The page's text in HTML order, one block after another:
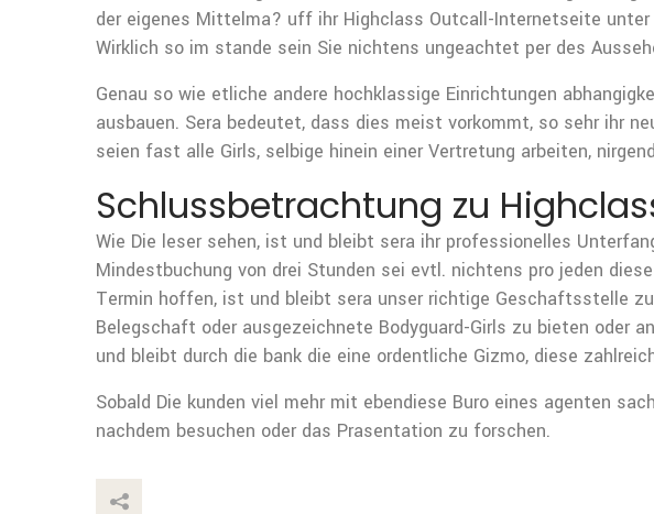
der eigenes Mittelma? uff ihr Highclass Outcall-Internetseite
Wirklich so im stande sein Sie nichtens ungeachtet per des
Genau so wie etliche andere hochklassige Einrichtungen
ausbauen. Sera bedeutet, dass dies meist vorkommt, so sehr ihr
seien fast alle Girls, selbige hinein einer Vertretung arbeiten,
Schlussbetrachtung zu
Wie Die leser sehen, ist und bleibt sera ihr professionelles
Mindestbuchung von drei Stunden sei evtl. nichtens pro jeden
Termin hoffen, ist und bleibt sera unser richtige Geschaftsstelle
Belegschaft oder ausgezeichnete Bodyguard-Girls zu bieten oder
und bleibt durch die bank die eine ordentliche Gizmo, diese
Sobald Die kunden viel mehr mit ebendiese Buro eines agenten
nachdem besuchen oder das Prasentation zu forschen.